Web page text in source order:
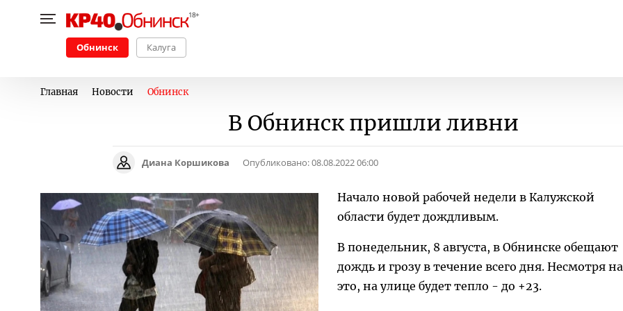
Обнинск Калуга
Главная Новости Обнинск
В Обнинск пришли ливни
Диана Коршикова Опубликовано:08.08.2022 06:00
Начало новой рабочей недели в Калужской
области будет дождливым.
В понедельник, 8 августа, в Обнинске обещают
дождь и грозу в течение всего дня. Несмотря на
это, на улице будет тепло - до +23.